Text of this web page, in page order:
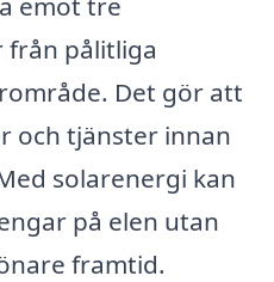
pålitliga
Det gör att
och tjänster innan
solarenergi kan
på elen utan
framtid.